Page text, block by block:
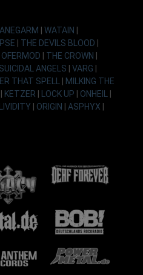
WATAIN
THE DEVILS BLOOD
OFERMOD THE CROWN
SUICIDAL ANGELS VARG
THAT SPELL
MILKING THE
KETZER LOCK UP ONHEIL
LIVIDITY ORIGIN ASPHYX